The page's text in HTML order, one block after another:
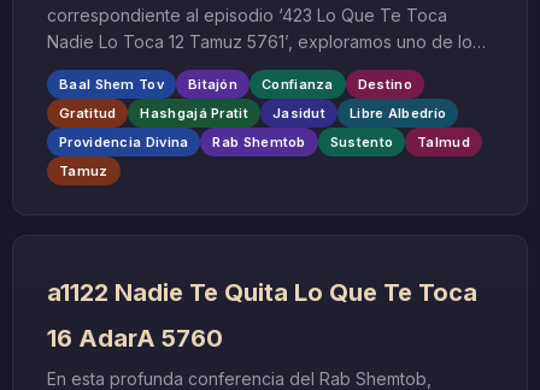
correspondiente al episodio ‘423 Lo Que Te Toca
Nadie Lo Toca 12 Tamuz 5761’, exploramos uno de los
conceptos más fundamentales y consoladores del
pensamiento judío: la creencia de que aquello que está
destinado para cada persona por la Providencia Divina,
nadie puede quitárselo ni alterarlo.
Baal Shem Tov Bitajón Confianza
Destino
Gratitud
Hashgajá Pratit Jasidut
Libre Albedrío
Providencia Divina
Rab Shemtob Sustento
Talmud
Tamuz
a1122 Nadie Te Quita Lo Que Te Toca
16 AdarA 5760
En esta profunda conferencia del Rab Shemtob,